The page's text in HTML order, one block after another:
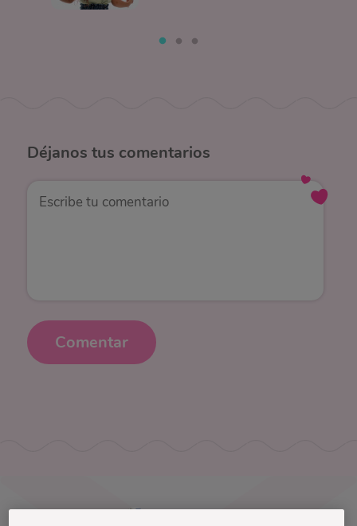
Déjanos tus comentarios
Comentar